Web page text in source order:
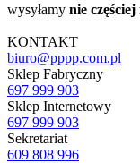
wysyłamy nie częściej
KONTAKT
biuro@pppp.com.pl
Sklep Fabryczny
697 999 903
Sklep Internetowy
697 999 903
Sekretariat
609 808 996